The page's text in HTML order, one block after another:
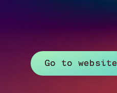
Go to website